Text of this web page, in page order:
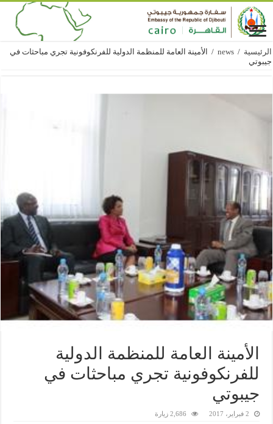
الرئيسية /
news
/ الأمينة العامة للمنظمة الدولية للفرنكوفونية تجري مباحثات في
جيبوتي
الأمينة العامة للمنظمة الدولية
للفرنكوفونية تجري مباحثات في
جيبوتي
2 فبراير، 2017 2,686 زيارة